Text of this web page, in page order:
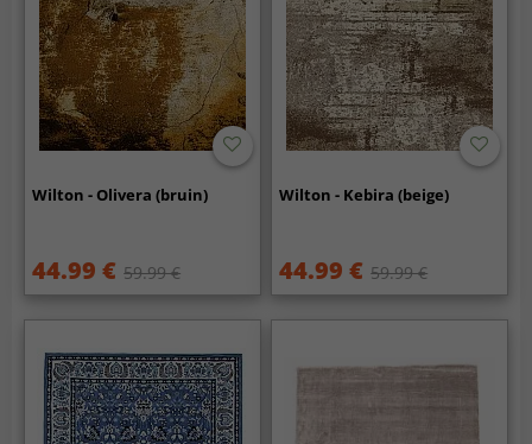
Wilton - Olivera (bruin)
44.99 € 59.99 €
Wilton - Kebira (beige)
44.99 € 59.99 €